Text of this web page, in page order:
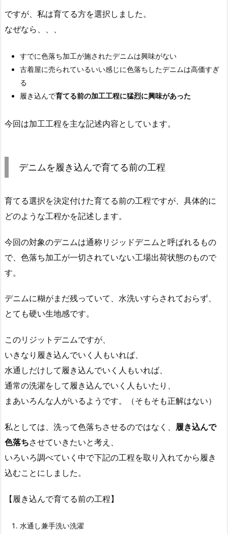
ですが、私は育てる方を選択しました。
なぜなら、、、
すでに色落ち加工が施されたデニムは興味がない
古着屋に売られているいい感じに色落ちしたデニムは高価すぎ
る
履き込んで育てる前の加工工程に猛烈に興味があった
今回は加工工程を主な記述内容としています。
デニムを履き込んで育てる前の工程
育てる選択を決定付けた育てる前の工程ですが、具体的に
どのような工程かを記述します。
今回の対象のデニムは通称リジッドデニムと呼ばれるもの
で、色落ち加工が一切されていない工場出荷状態のもので
す。
デニムに糊がまだ残っていて、水洗いすらされておらず、
とても硬い生地感です。
このリジットデニムですが、
いきなり履き込んでいく人もいれば、
水通しだけして履き込んでいく人もいれば、
通常の洗濯をして履き込んでいく人もいたり、
まあいろんな人がいるようです。（そもそも正解はない）
私としては、洗って色落ちさせるのではなく、 履き込んで
色落ちさせていきたいと考え、
いろいろ調べていく中で下記の工程を取り入れてから履き
込むことにしました。
【履き込んで育てる前の工程】
水通し兼手洗い洗濯